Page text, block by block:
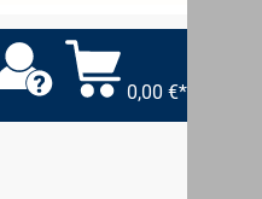
0,00 €*